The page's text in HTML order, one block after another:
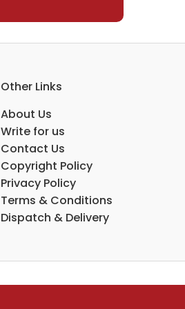
Other Links
About Us
Write for us
Contact Us
Copyright Policy
Privacy Policy
Terms & Conditions
Dispatch & Delivery